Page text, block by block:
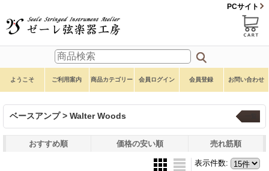
PCサイト
ようこそ ご利用案内 商品カテゴリー 会員ログイン 会員登録 お問い合わせ
ベースアンプ > Walter Woods
おすすめ順 価格の安い順 売れ筋順
表示件数: